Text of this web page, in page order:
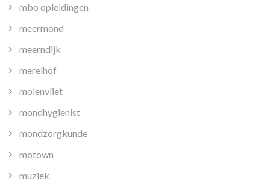
mbo opleidingen
meermond
meerndijk
merelhof
molenvliet
mondhygienist
mondzorgkunde
motown
muziek